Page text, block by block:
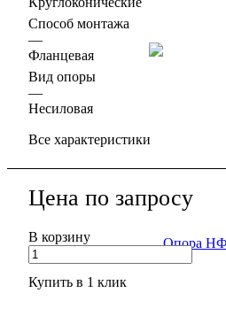
Способ монтажа
—
Фланцевая
Вид опоры
—
Несиловая
Все характеристики
Цена по запросу
В корзину
Купить в 1 клик